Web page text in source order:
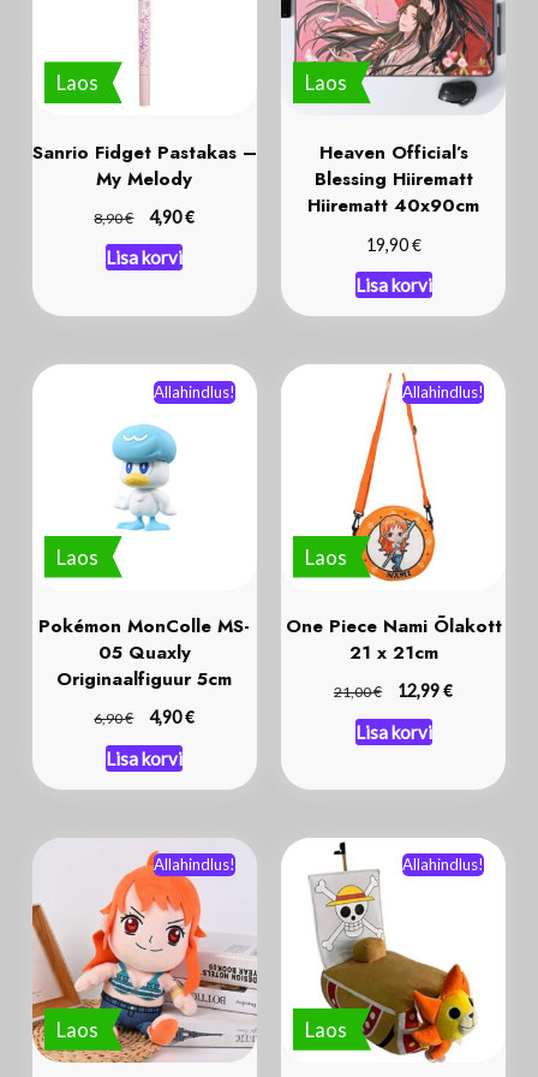
Laos
Sanrio Fidget Pastakas –
My Melody
8,90€ 4,90€
Lisa korvi
Laos
Heaven Official’s
Blessing Hiirematt
Hiirematt 40x90cm
19,90€
Lisa korvi
Laos
Allahindlus!
Pokémon MonColle MS-
05 Quaxly
Originaalfiguur 5cm
6,90€ 4,90€
Lisa korvi
Laos
Allahindlus!
One Piece Nami Õlakott
21 x 21cm
21,00€ 12,99€
Lisa korvi
Laos
Allahindlus!
Laos
Allahindlus!